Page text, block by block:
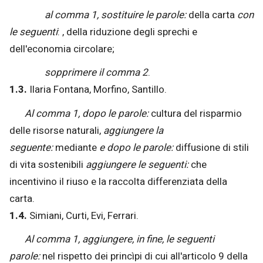
al comma 1, sostituire le parole:della carta con
le seguenti: , della riduzione degli sprechi e
dell'economia circolare;
sopprimere il comma 2.
1.3. Ilaria Fontana, Morfino, Santillo.
Al comma 1, dopo le parole:cultura del risparmio
delle risorse naturali, aggiungere la
seguente:mediante e dopo le parole:diffusione di stili
di vita sostenibili aggiungere le seguenti:che
incentivino il riuso e la raccolta differenziata della
carta.
1.4. Simiani, Curti, Evi, Ferrari.
Al comma 1, aggiungere, in fine, le seguenti
parole:nel rispetto dei princìpi di cui all'articolo 9 della